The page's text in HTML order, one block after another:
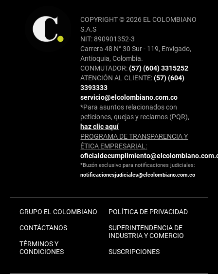
COPYRIGHT © 2026 EL COLOMBIANO
S.A.S
NIT: 890901352-3
Carrera 48 N° 30 Sur - 119, Envigado,
Antioquia, Colombia.
CONMUTADOR:(57) (604) 3315252
ATENCIÓN AL CLIENTE:(57) (604)
3393333
servicio@elcolombiano.com.co
*Para asuntos relacionados con
peticiones, quejas y reclamos (PQR),
haz clic aquí
PROGRAMA DE TRANSPARENCIA Y
ÉTICA EMPRESARIAL:
*Buzón exclusivo para notificaciones judiciales:
notificacionesjudiciales@elcolombiano.com.co
GRUPO EL COLOMBIANO
CONTÁCTANOS
TÉRMINOS Y
CONDICIONES
POLÍTICA DE PRIVACIDAD
SUPERINTENDENCIA DE
INDUSTRIA Y COMERCIO
SUSCRIPCIONES